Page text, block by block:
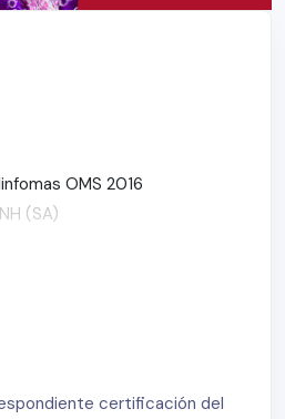
OMS 2016
(SA)
certificación del